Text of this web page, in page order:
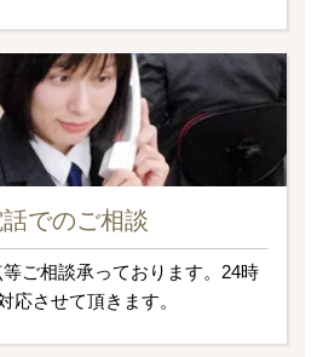
でのご相談
ご相談承っております。24時
応させて頂きます。